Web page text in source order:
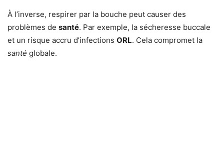
À l’inverse, respirer par la bouche peut causer des
problèmes de santé. Par exemple, la sécheresse buccale
et un risque accru d’infections ORL. Cela compromet la
santé globale.